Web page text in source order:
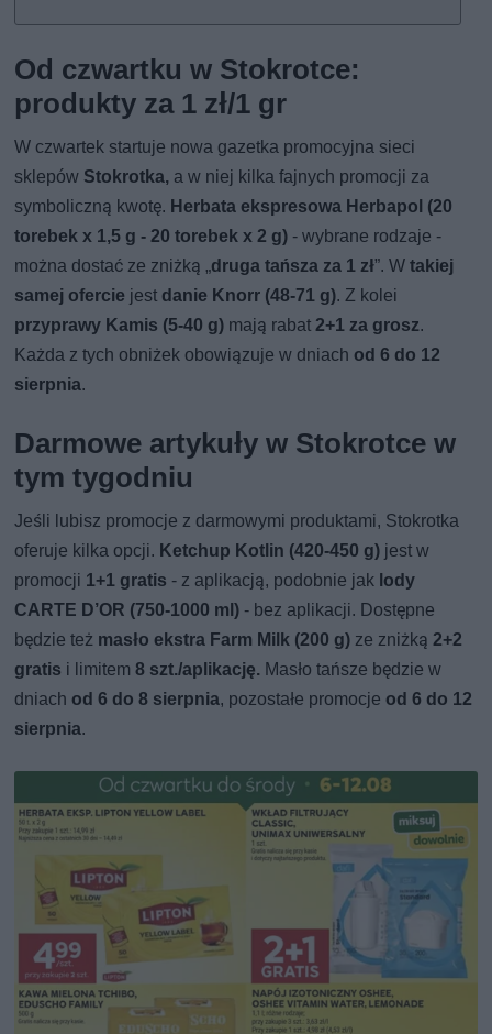
Od czwartku w Stokrotce:
produkty za 1 zł/1 gr
W czwartek startuje nowa gazetka promocyjna sieci
sklepów Stokrotka, a w niej kilka fajnych promocji za
symboliczną kwotę. Herbata ekspresowa Herbapol (20
torebek x 1,5 g - 20 torebek x 2 g) - wybrane rodzaje -
można dostać ze zniżką „druga tańsza za 1 zł”. Wtakiej
samej ofercie jest danie Knorr (48-71 g). Z kolei
przyprawy Kamis (5-40 g) mają rabat2+1 za grosz.
Każda z tych obniżek obowiązuje w dniach od 6 do 12
sierpnia.
Darmowe artykuły w Stokrotce w
tym tygodniu
Jeśli lubisz promocje z darmowymi produktami, Stokrotka
oferuje kilka opcji. Ketchup Kotlin (420-450 g) jest w
promocji 1+1 gratis - z aplikacją, podobnie jak lody
CARTE D’OR (750-1000 ml) - bez aplikacji. Dostępne
będzie też masło ekstra Farm Milk (200 g) ze zniżką2+2
gratis i limitem8 szt./aplikację. Masło tańsze będzie w
dniach od 6 do 8 sierpnia, pozostałe promocje od 6 do 12
sierpnia.